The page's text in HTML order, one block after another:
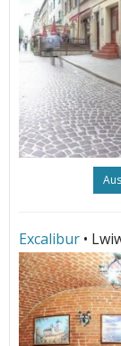
Excalibur •